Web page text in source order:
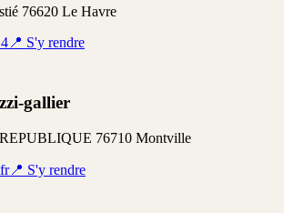
76620 Le Havre
📍 S'y rendre
gallier
76710 Montville
📍 S'y rendre